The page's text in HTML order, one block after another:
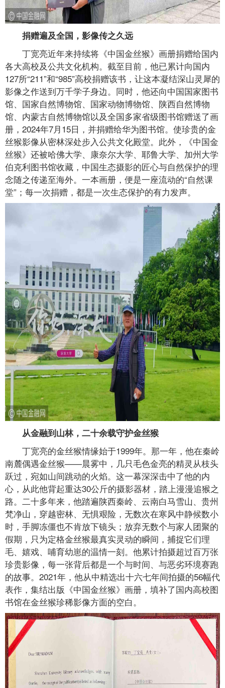
捐赠遍及全国，影像传之久远
丁宽亮近年来持续将《中国金丝猴》画册捐赠给国内
各大高校及公共文化机构。截至目前，他已累计向国内
127所“211”和“985”高校捐赠该书，让这本凝结深山灵犀的
影像之作送到万千学子身边。同时，他还向中国国家图书
馆、国家自然博物馆、国家动物博物馆、陕西自然博物
馆、内蒙古自然博物馆以及全国多家省级图书馆赠送了画
册，2024年7月15日，并捐赠给华为图书馆。使珍贵的金
丝猴影像从密林深处步入公共文化殿堂。此外，《中国金
丝猴》还被哈佛大学、康奈尔大学、耶鲁大学、加州大学
伯克利图书馆收藏，中国生态摄影的匠心与自然保护的理
念随之传递至海外。一本画册，便是一座流动的“自然课
堂”；每一次捐赠，都是一次生态保护的有力发声。
从金融到山林，二十余载守护金丝猴
丁宽亮的金丝猴情缘始于1999年。那一年，他在秦岭
南麓偶遇金丝猴——晨雾中，几只毛色金亮的精灵从枝头
跃过，宛如山间跳动的火焰。这一幕深深击中了他的内
心，从此他背起重达30公斤的摄影器材，踏上漫漫追猴之
路。二十多年来，他踏遍陕西秦岭、云南白马雪山、贵州
梵净山，穿越密林、无惧艰险，无数次在寒风中静候数小
时，手脚冻僵也不肯放下镜头；放弃无数个与家人团聚的
假期，只为定格金丝猴最真实灵动的瞬间，捕捉它们理
毛、嬉戏、哺育幼崽的温情一刻。他累计拍摄超过百万张
珍贵影像，每一张背后都是一个与时间、与恶劣环境赛跑
的故事。2021年，他从中精选出十六七年间拍摄的56幅代
表作，集结出版《中国金丝猴》画册，填补了国内高校图
书馆在金丝猴珍稀影像方面的空白。